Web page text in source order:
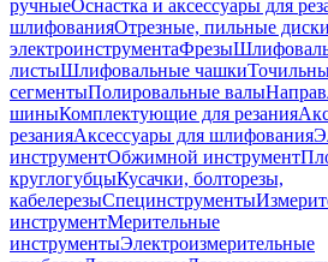
ручныеОснастка и аксессуары для
шлифованияОтрезные, пильные диски
электроинструментаФрезы
листыШлифовальные чашки
сегментыПолировальные валы
шиныКомплектующие для резания
резанияАксессуары для шлифования
инструментОбжимной инструмент
круглогубцыКусачки, болторезы,
кабелерезыСпецинструменты
инструментМерительные
инструментыЭлектроизмерительные